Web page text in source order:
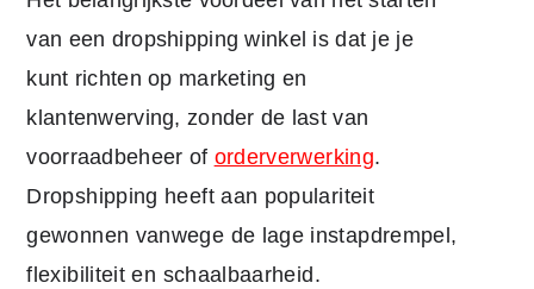
van een dropshipping winkel is dat je je
kunt richten op marketing en
klantenwerving, zonder de last van
voorraadbeheer of orderverwerking.
Dropshipping heeft aan populariteit
gewonnen vanwege de lage instapdrempel,
flexibiliteit en schaalbaarheid.